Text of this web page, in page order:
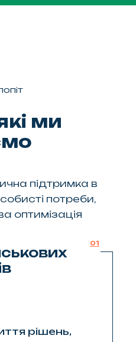
ми
підтримка в
потреби,
оптимізація
01
рішень,